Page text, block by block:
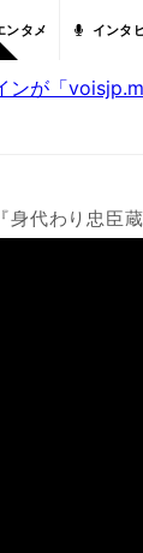
ンタメ インタ
ンが「
代わり忠臣